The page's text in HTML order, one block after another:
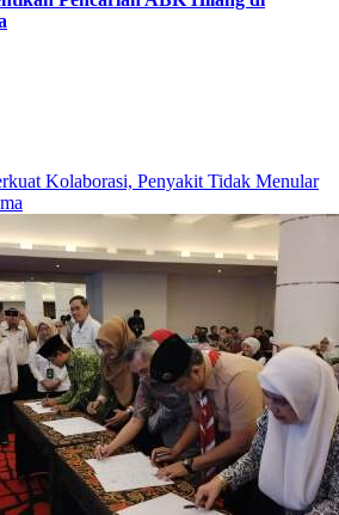
Kolaborasi, Penyakit Tidak Menular